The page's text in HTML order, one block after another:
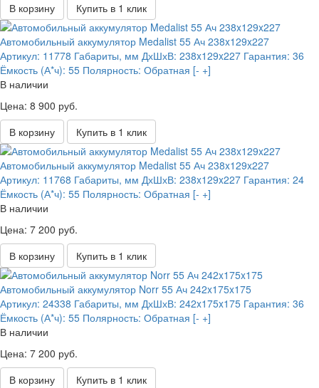
В корзину
Купить в 1 клик
Автомобильный аккумулятор Medalist 55 Ач 238x129x227
Артикул: 11778 Габариты, мм ДхШхВ: 238x129x227 Гарантия: 36
Ёмкость (А*ч): 55 Полярность: Обратная [- +]
В наличии
Цена: 8 900 руб.
В корзину
Купить в 1 клик
Автомобильный аккумулятор Medalist 55 Ач 238x129x227
Артикул: 11768 Габариты, мм ДхШхВ: 238x129x227 Гарантия: 24
Ёмкость (А*ч): 55 Полярность: Обратная [- +]
В наличии
Цена: 7 200 руб.
В корзину
Купить в 1 клик
Автомобильный аккумулятор Norr 55 Ач 242x175x175
Артикул: 24338 Габариты, мм ДхШхВ: 242x175x175 Гарантия: 36
Ёмкость (А*ч): 55 Полярность: Обратная [- +]
В наличии
Цена: 7 200 руб.
В корзину
Купить в 1 клик